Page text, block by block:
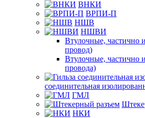
ВНКИ
ВРПИ-П
НШВ
НШВИ
Втулочные, частично
провод)
Втулочные, частично
провода)
соединительная
ГМЛ
НКИ